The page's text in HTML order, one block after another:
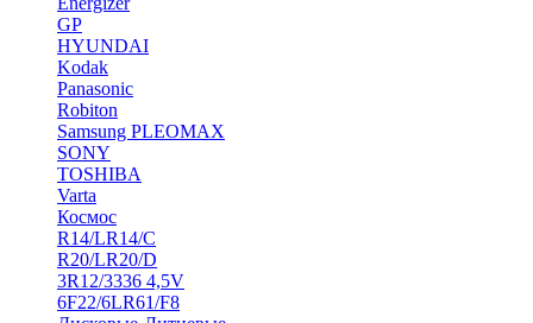
GP
HYUNDAI
Kodak
Panasonic
Robiton
Samsung PLEOMAX
SONY
TOSHIBA
Varta
Космос
R14/LR14/C
R20/LR20/D
3R12/3336 4,5V
6F22/6LR61/F8